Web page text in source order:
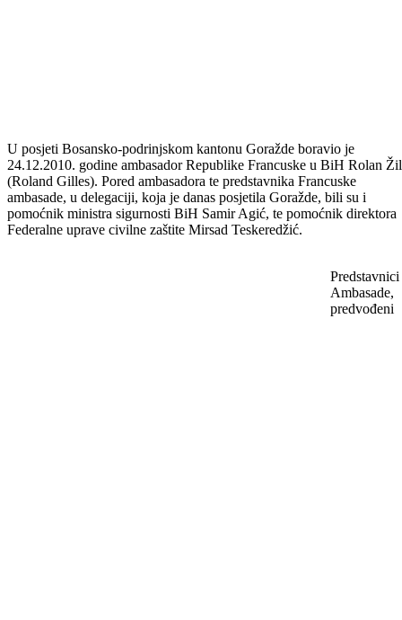
U posjeti Bosansko-podrinjskom kantonu Goražde boravio je
24.12.2010. godine ambasador Republike Francuske u BiH Rolan Žil
(Roland Gilles). Pored ambasadora te predstavnika Francuske